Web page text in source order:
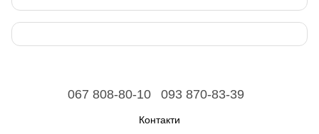
067 808-80-10 093 870-83-39
Контакти